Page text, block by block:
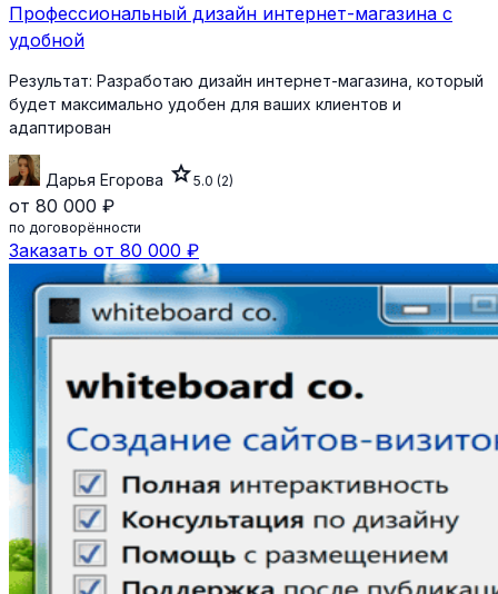
Профессиональный дизайн интернет-магазина с
удобной
Результат: Разработаю дизайн интернет-магазина, который
будет максимально удобен для ваших клиентов и
адаптирован
Дарья Егорова star5.0 (2)
от 80 000 ₽
по договорённости
Заказать от 80 000 ₽